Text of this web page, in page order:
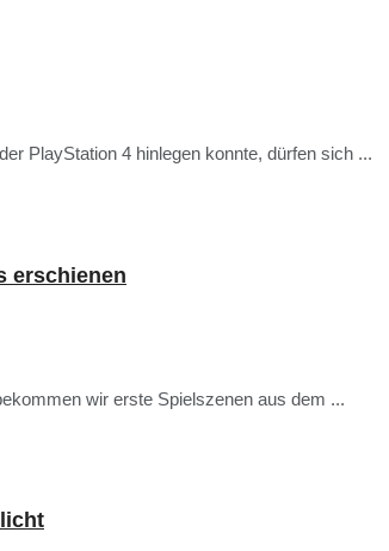
PlayStation 4 hinlegen konnte, dürfen sich ...
erschienen
wir erste Spielszenen aus dem ...